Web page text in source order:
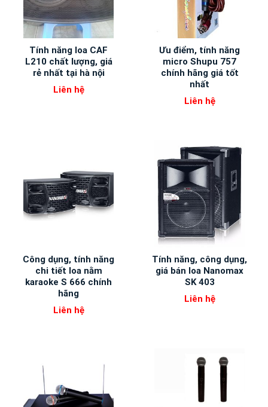
Tính năng loa CAF
L210 chất lượng, giá
rẻ nhất tại hà nội
Liên hệ
Ưu điểm, tính năng
micro Shupu 757
chính hãng giá tốt
nhất
Liên hệ
Công dụng, tính năng
chi tiết loa nằm
karaoke S 666 chính
hãng
Liên hệ
Tính năng, công dụng,
giá bán loa Nanomax
SK 403
Liên hệ